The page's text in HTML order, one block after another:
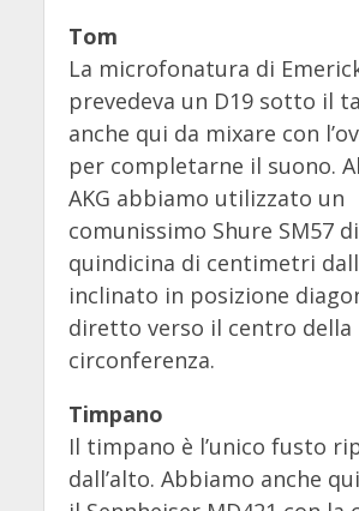
Tom
La microfonatura di
prevedeva un D19 sotto il
anche qui da mixare con
per completarne il suono.
AKG abbiamo utilizzato un
comunissimo Shure SM57
quindicina di centimetri
inclinato in posizione
diretto verso il centro della
circonferenza.
Timpano
Il timpano è l’unico fusto
dall’alto. Abbiamo anche